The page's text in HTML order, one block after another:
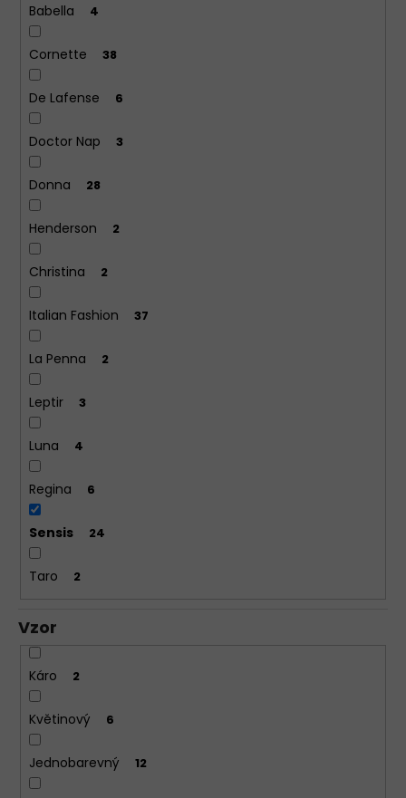
Babella 4
Cornette 38
De Lafense 6
Doctor Nap 3
Donna 28
Henderson 2
Christina 2
Italian Fashion 37
La Penna 2
Leptir 3
Luna 4
Regina 6
Sensis 24
Taro 2
Vzor
Káro 2
Květinový 6
Jednobarevný 12